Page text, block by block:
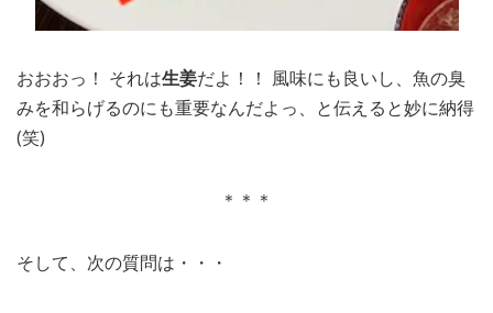
おおおっ！ それは生姜だよ！！ 風味にも良いし、魚の臭
みを和らげるのにも重要なんだよっ、と伝えると妙に納得
(笑)
＊＊＊
そして、次の質問は・・・